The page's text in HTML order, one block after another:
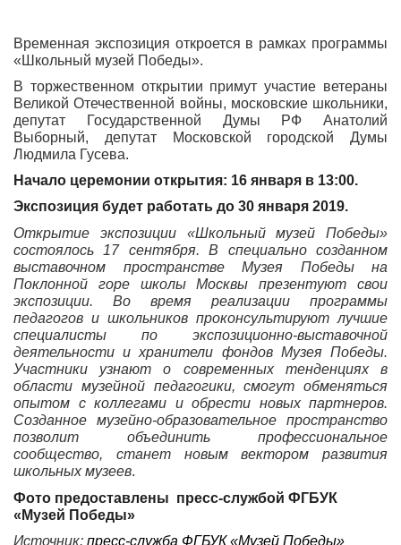
Временная экспозиция откроется в рамках программы
«Школьный музей Победы».
В торжественном открытии примут участие ветераны
Великой Отечественной войны, московские школьники,
депутат Государственной Думы РФ Анатолий
Выборный, депутат Московской городской Думы
Людмила Гусева.
Начало церемонии открытия: 16 января в 13:00.
Экспозиция будет работать до 30 января 2019.
Открытие экспозиции «Школьный музей Победы»
состоялось 17 сентября. В специально созданном
выставочном пространстве Музея Победы на
Поклонной горе школы Москвы презентуют свои
экспозиции. Во время реализации программы
педагогов и школьников проконсультируют лучшие
специалисты по экспозиционно-выставочной
деятельности и хранители фондов Музея Победы.
Участники узнают о современных тенденциях в
области музейной педагогики, смогут обменяться
опытом с коллегами и обрести новых партнеров.
Созданное музейно-образовательное пространство
позволит объединить профессиональное
сообщество, станет новым вектором развития
школьных музеев.
Фото предоставлены пресс-службой ФГБУК
«Музей Победы»
Источник: пресс-служба ФГБУК «Музей Победы»